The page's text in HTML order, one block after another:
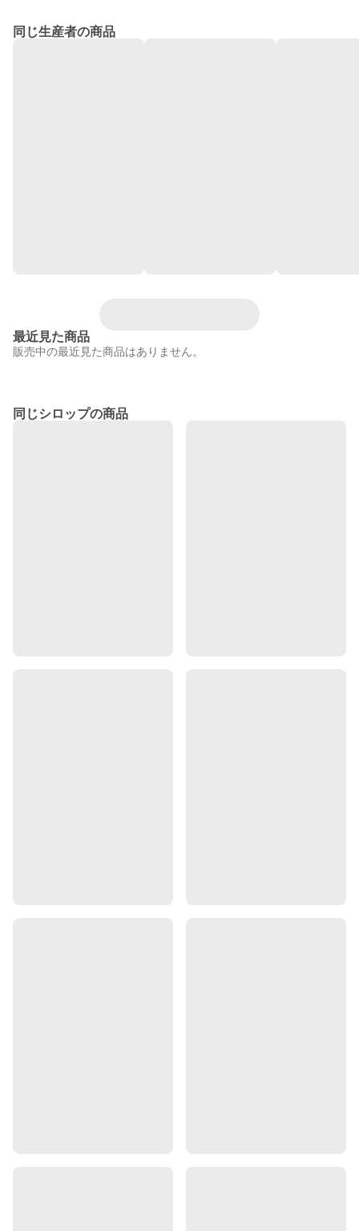
同じ生産者の商品
最近見た商品
販売中の最近見た商品はありません。
同じシロップの商品